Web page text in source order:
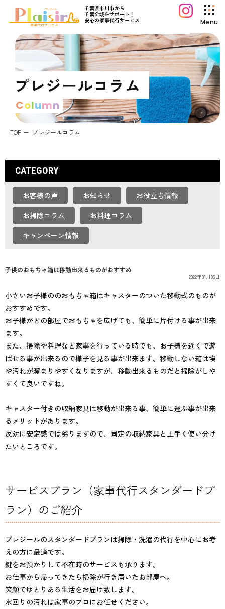
千葉県市川市から
千葉全域をサポート！
安心の家事代行サービス
Menu
プレジールについて
サービス案内
料金プラン
初めてご利用の方へ
お知らせ
運営会社情報
採用情報
お問い合わせ
個人情報保護方針
プレジールコラム
Column
TOP プレジールコラム
CATEGORY
お客様の声 お知らせ
お役立ち情報
お掃除コラム
お料理コラム
キャンペーン情報
子供のおもちゃ箱は移動出来るものがおすすめ
2022年01月06日
小さいお子様ののおもちゃ箱はキャスターのついた移動式のものが
おすすめです。
お子様がどの部屋でおもちゃを広げても、簡単に片付ける事が出来
ます。
また、掃除や料理など家事を行っている時でも、お子様を近くで遊
ばせる事が出来るので様子を見る事が出来ます。移動しない箱は埃
や汚れが溜まりやすくなりますが、移動出来るものだと掃除がしや
すくて良いですね。
キャスター付きの収納家具は移動が出来る事、簡単に運ぶ事が出来
るメリットがあります。
反対に安定感では劣りますので、固定の収納家具と上手く使い分け
たいところです。
サービスプラン（家事代行スタンダードプ
ラン）のご紹介
プレジールのスタンダードプランは掃除・洗濯の代行を中心にお考
えの方に最適です。
鍵をお預かりして不在時のサービスも承ります。
お仕事から帰ってきたら掃除が行き届いたお部屋へ。
笑顔でゆとりある生活をお届け致します。
水回りの汚れは家事のプロにお任せください。